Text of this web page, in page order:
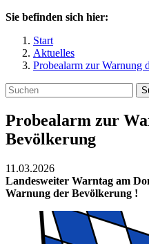
Sie befinden sich hier:
Start
Aktuelles
Probealarm zur Warnung
Probealarm zur
Bevölkerung
11.03.2026
Landesweiter Warntag am
Warnung der Bevölkerung !